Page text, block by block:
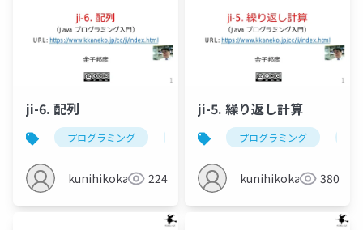
ji-6. 配列
プログラミング 多項式の計算
kunihikokaneko224
ji-5. 繰り返し計算
プログラミング
kunihikokaneko380